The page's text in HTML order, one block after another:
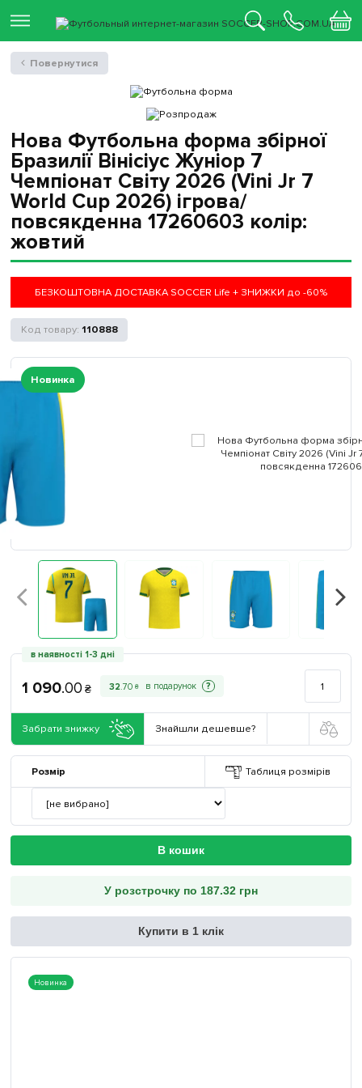
Нова Футбольна форма збірної
Бразилії Вінісіус Жуніор 7
Чемпіонат Світу 2026 (Vini Jr 7
World Cup 2026) ігрова/
повсякденна 17260603 колiр:
жовтий
БЕЗКОШТОВНА ДОСТАВКА SOCCER Life + ЗНИЖКИ до -60%
110888
Новинка
в наявності 1-3 дні
1 090.00 ₴ 32.70 ₴ ?
Забрати знижку Знайшли дешевше?
Розмір Таблиця розмірів
В кошик
У розстрочку по 187.32 грн
Купити в 1 клік
Новинка
Повернутися